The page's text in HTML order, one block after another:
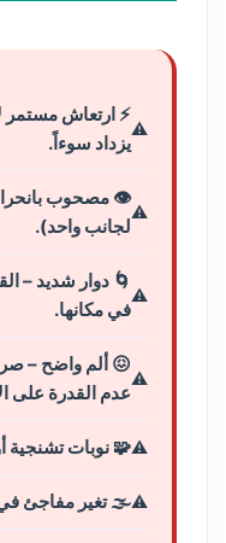
يزداد سوءاً.
👁️ مصحوب
لجانب واحد).
🌀 دوار شديد –
في مكانها.
😖 ألم واضح –
عدم القدرة على
🧩 نوبات
🌫️ تغير مفاجئ